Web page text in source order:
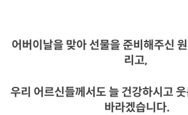
어버이날을 맞아 선물을 준비해주신
리고,
우리 어르신들께서도 늘 건강하시고
바라겠습니다.